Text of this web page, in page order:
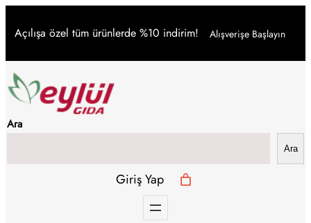
geç
Açılışa özel tüm ürünlerde %10 indirim! Alışverişe Başlayın
Ara
Ara
Giriş Yap